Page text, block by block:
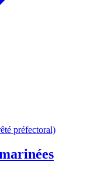
préfectoral)